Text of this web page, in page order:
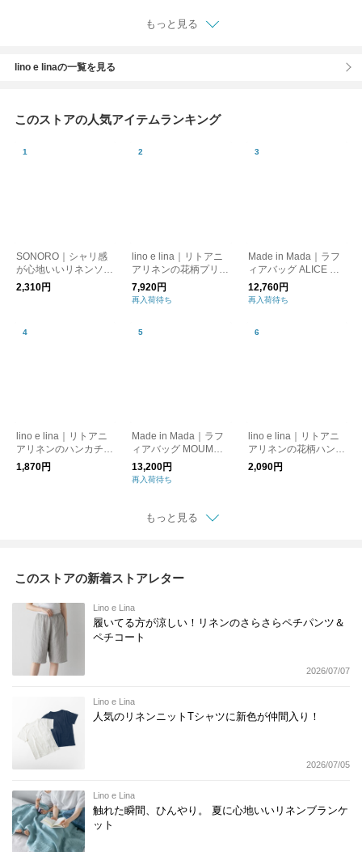
もっと見る
lino e linaの一覧を見る
このストアの人気アイテムランキング
SONORO｜シャリ感
が心地いいリネンソッ
クス｜全5色
2,310円
lino e lina｜リトアニ
アリネンの花柄プリン
トトートバッグ フロ
レゾン｜全3柄
7,920円
再入荷待ち
Made in Mada｜ラフ
ィアバッグ ALICE MM
｜かごバッグ トート
バッグ
12,760円
再入荷待ち
lino e lina｜リトアニ
アリネンのハンカチ・
スカーフ｜全5色
1,870円
Made in Mada｜ラフ
ィアバッグ MOUMOU
NE｜かごバッグ トー
トバッグ
13,200円
再入荷待ち
lino e lina｜リトアニ
アリネンの花柄ハンカ
チ フロレゾン｜全3柄
2,090円
もっと見る
このストアの新着ストアレター
Lino e Lina
履いてる方が涼しい！リネンのさらさらペチパンツ＆
ペチコート
2026/07/07
Lino e Lina
人気のリネンニットTシャツに新色が仲間入り！
2026/07/05
Lino e Lina
触れた瞬間、ひんやり。 夏に心地いいリネンブランケ
ット